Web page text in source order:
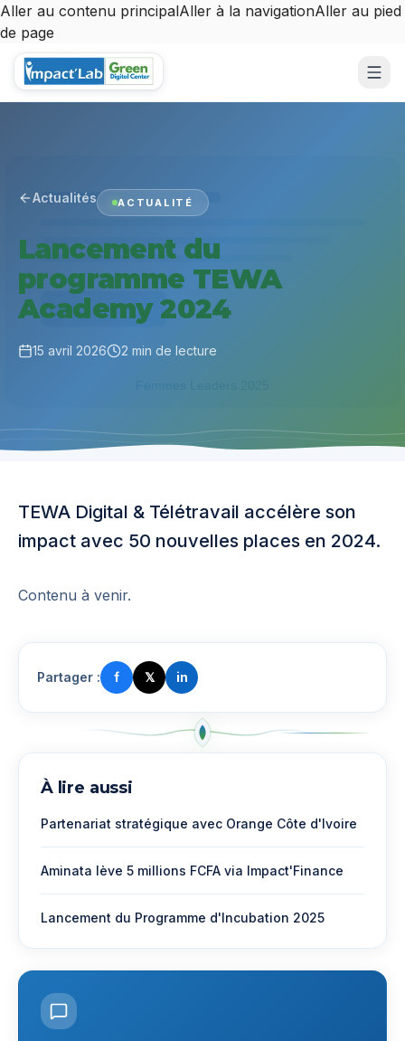
Aller au contenu principalAller à la navigationAller au pied
de page
Aller au contenu principal
Actualités ACTUALITÉ
Lancement du
programme TEWA
Academy 2024
15 avril 2026 2 min de lecture
TEWA Digital & Télétravail accélère son
impact avec 50 nouvelles places en 2024.
Contenu à venir.
Partager : f 𝕏 in
À lire aussi
Partenariat stratégique avec Orange Côte d'Ivoire
Aminata lève 5 millions FCFA via Impact'Finance
Lancement du Programme d'Incubation 2025